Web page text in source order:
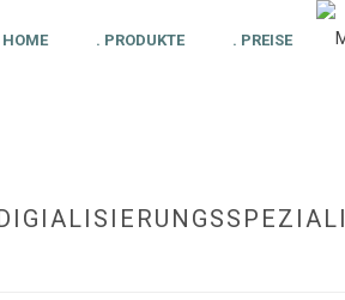
HOME . PRODUKTE . PREISE